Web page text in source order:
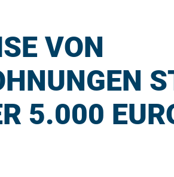
VON
5.000